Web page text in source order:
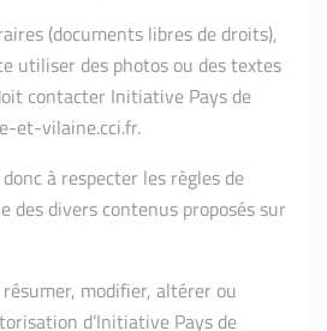
(documents libres de droits),
utiliser des photos ou des textes
contacter Initiative Pays de
et-vilaine.cci.fr.
donc à respecter les règles de
des divers contenus proposés sur
modifier, altérer ou
d’Initiative Pays de